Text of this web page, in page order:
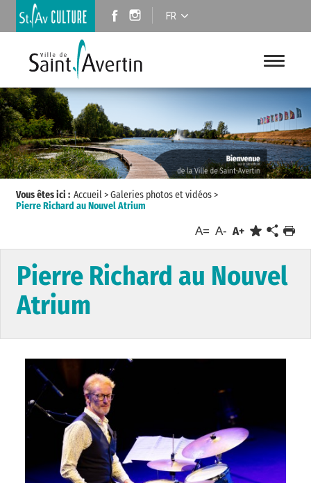
FR
Vous êtes ici : Accueil>Galeries photos et vidéos>
Pierre Richard au Nouvel Atrium
A= A- A+
Pierre Richard au Nouvel
Atrium